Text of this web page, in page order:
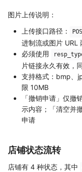
图片上传说明：
上传接口路径：
进制流或图片 URL
必须使用
片链接永久有效，
支持格式：bmp、
限 10MB
「撤销申请」仅撤
示内容；「清空并
申请
店铺状态流转
店铺有 4 种状态，其中